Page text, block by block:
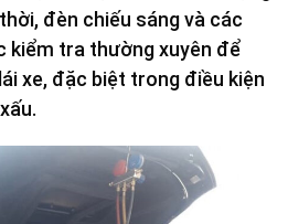
đèn chiếu sáng và các
kiểm tra thường xuyên để
xe, đặc biệt trong điều kiện